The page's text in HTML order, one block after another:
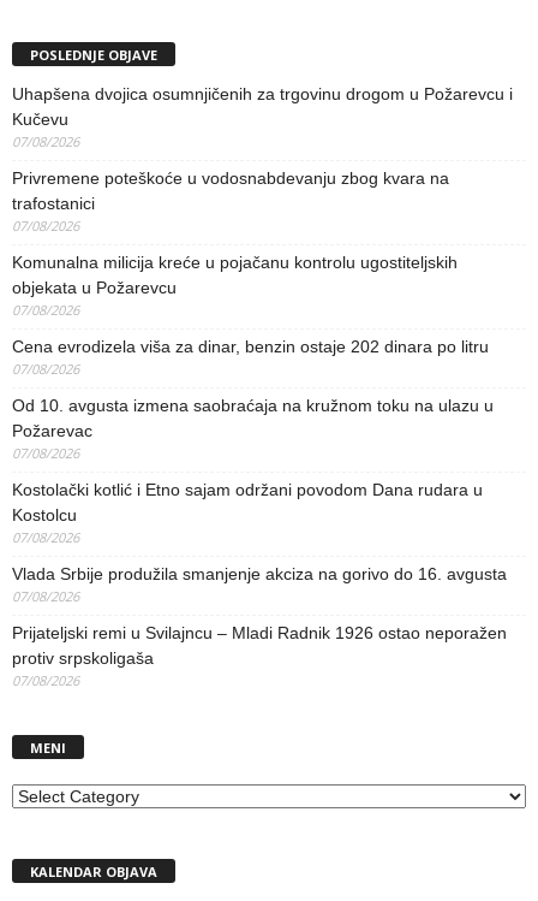
POSLEDNJE OBJAVE
Uhapšena dvojica osumnjičenih za trgovinu drogom u Požarevcu i
Kučevu
07/08/2026
Privremene poteškoće u vodosnabdevanju zbog kvara na
trafostanici
07/08/2026
Komunalna milicija kreće u pojačanu kontrolu ugostiteljskih
objekata u Požarevcu
07/08/2026
Cena evrodizela viša za dinar, benzin ostaje 202 dinara po litru
07/08/2026
Od 10. avgusta izmena saobraćaja na kružnom toku na ulazu u
Požarevac
07/08/2026
Kostolački kotlić i Etno sajam održani povodom Dana rudara u
Kostolcu
07/08/2026
Vlada Srbije produžila smanjenje akciza na gorivo do 16. avgusta
07/08/2026
Prijateljski remi u Svilajncu – Mladi Radnik 1926 ostao neporažen
protiv srpskoligaša
07/08/2026
MENI
MENI
KALENDAR OBJAVA